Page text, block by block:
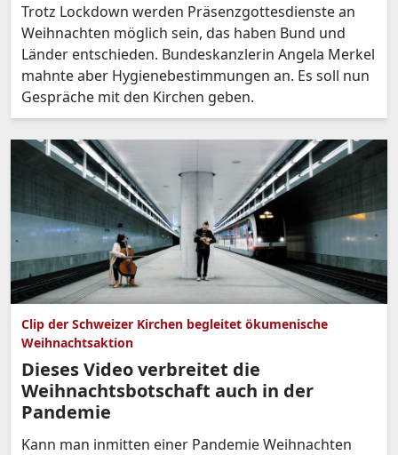
Trotz Lockdown werden Präsenzgottesdienste an
Weihnachten möglich sein, das haben Bund und
Länder entschieden. Bundeskanzlerin Angela Merkel
mahnte aber Hygienebestimmungen an. Es soll nun
Gespräche mit den Kirchen geben.
Clip der Schweizer Kirchen begleitet ökumenische
Weihnachtsaktion
Dieses Video verbreitet die
Weihnachtsbotschaft auch in der
Pandemie
Kann man inmitten einer Pandemie Weihnachten